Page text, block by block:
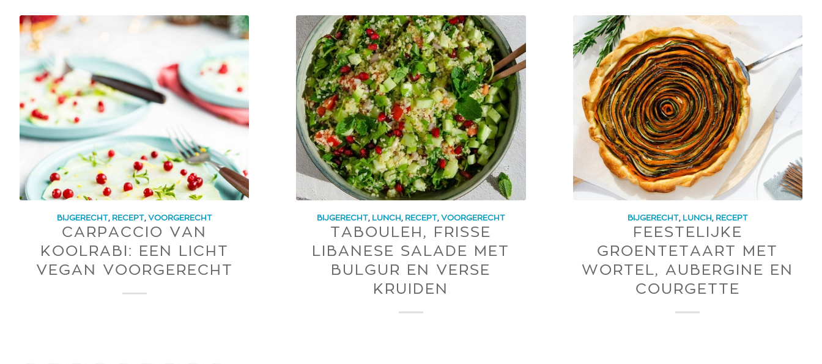
BIJGERECHT, RECEPT, VOORGERECHT
CARPACCIO VAN
KOOLRABI: EEN LICHT
VEGAN VOORGERECHT
BIJGERECHT, LUNCH , RECEPT, VOORGERECHT
TABOULEH, FRISSE
LIBANESE SALADE MET
BULGUR EN VERSE
KRUIDEN
BIJGERECHT, LUNCH , RECEPT
FEESTELIJKE
GROENTETAART MET
WORTEL, AUBERGINE EN
COURGETTE